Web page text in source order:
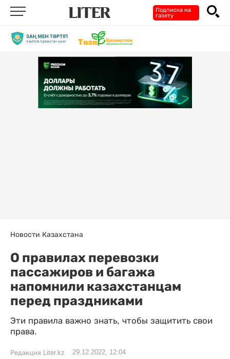
Подписка на
газету
Новости Казахстана
О правилах перевозки
пассажиров и багажа
напомнили казахстанцам
перед праздниками
Эти правила важно знать, чтобы защитить свои
права.
Редакция Liter.kz 29.12.2022, 12:04